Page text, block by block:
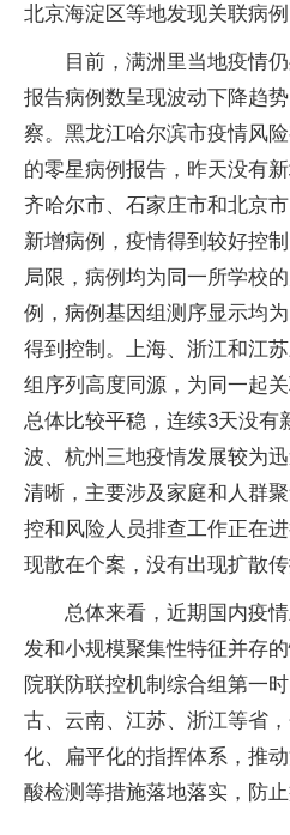
北京海淀区等地发现关联病例
目前，满洲里当地疫情
报告病例数呈现波动下降趋
察。黑龙江哈尔滨市疫情风
的零星病例报告，昨天没有
齐哈尔市、石家庄市和北京
新增病例，疫情得到较好控
局限，病例均为同一所学校
例，病例基因组测序显示均
得到控制。上海、浙江和江
组序列高度同源，为同一起
总体比较平稳，连续3天没有
波、杭州三地疫情发展较为
清晰，主要涉及家庭和人群
控和风险人员排查工作正在
现散在个案，没有出现扩散传
总体来看，近期国内疫
发和小规模聚集性特征并存
院联防联控机制综合组第一
古、云南、江苏、浙江等省
化、扁平化的指挥体系，推
酸检测等措施落地落实，防